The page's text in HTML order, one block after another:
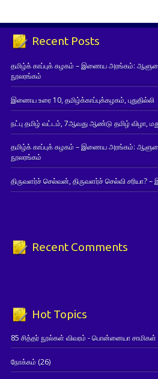
Recent Posts
தமிழ்க் காப்புக் கழகம் – இணைய அரங்கம்:
நூலரங்கம்
இணைய உரை 10, தமிழ்க்காப்புக்கழகம், புதுதில்லி
நட்பு தமிழ் வட்டம், 7ஆவது ஆண்டு தமிழ் விழா,
தமிழ்க் காப்புக் கழகம் – இணைய அரங்கம்:
நூலரங்கம்
திருவளர்ச் செல்வன், திருவளர்ச் செல்வி சரியா?
Recent Comments
Hot Topics
85 சித்தர் நூல்கள் விவரம் - பொன்னையா சாமிகள்
நோக்கம் (26)